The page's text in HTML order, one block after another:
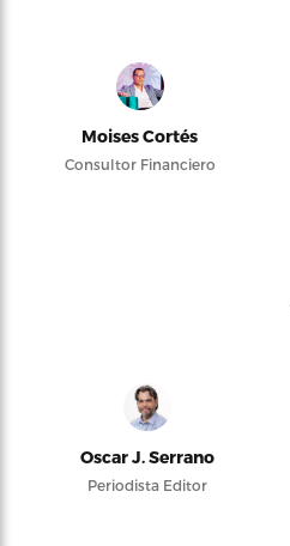
Moises Cortés
Consultor Financiero
Oscar J. Serrano
Periodista Editor